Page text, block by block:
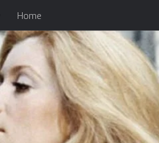
Home